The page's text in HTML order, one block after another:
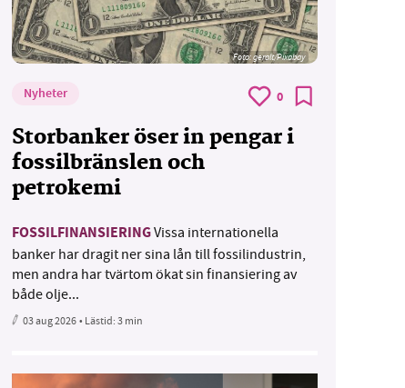
Foto:geralt/Pixabay
Nyheter 0
Storbanker öser in pengar i
fossilbränslen och
petrokemi
FOSSILFINANSIERINGVissa internationella
banker har dragit ner sina lån till fossilindustrin,
men andra har tvärtom ökat sin finansiering av
både olje...
03 aug 2026• Lästid:3 min